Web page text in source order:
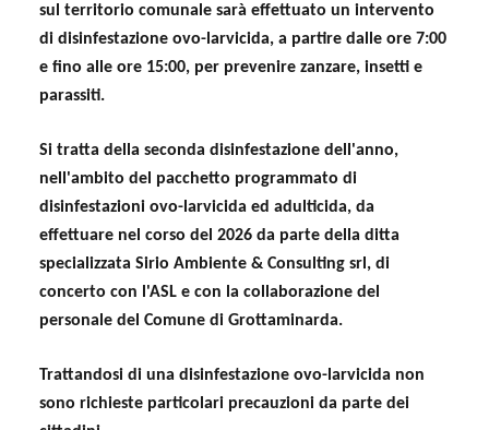
sul territorio comunale sarà effettuato un intervento
di disinfestazione ovo-larvicida, a partire dalle ore 7:00
e fino alle ore 15:00, per prevenire zanzare, insetti e
parassiti.
Si tratta della seconda disinfestazione dell'anno,
nell'ambito del pacchetto programmato di
disinfestazioni ovo-larvicida ed adulticida, da
effettuare nel corso del 2026 da parte della ditta
specializzata Sirio Ambiente & Consulting srl, di
concerto con l'ASL e con la collaborazione del
personale del Comune di Grottaminarda.
Trattandosi di una disinfestazione ovo-larvicida non
sono richieste particolari precauzioni da parte dei